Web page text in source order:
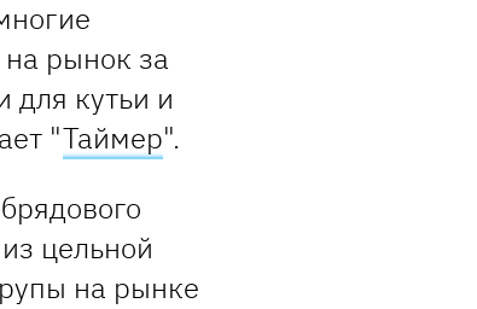
рынок за
кутьи и
"Таймер".
цельной
на рынке